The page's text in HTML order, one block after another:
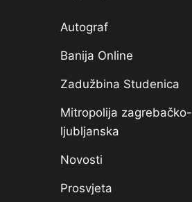
Autograf
Banija Online
Zadužbina Studenica
Mitropolija zagrebačko-
ljubljanska
Novosti
Prosvjeta